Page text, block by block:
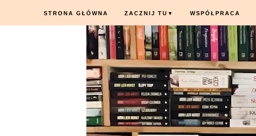
STRONA GŁÓWNA ZACZNIJ TU ▼ WSPÓŁPRACA